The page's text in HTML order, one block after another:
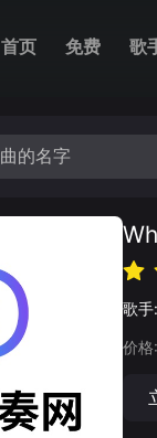
首页 免费 歌
歌手:
价格: